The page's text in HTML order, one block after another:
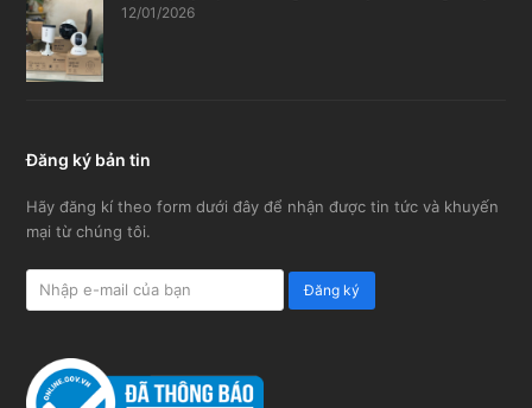
12/01/2026
Đăng ký bản tin
Hãy đăng kí theo form dưới đây để nhận được tin tức và khuyến
mại từ chúng tôi.